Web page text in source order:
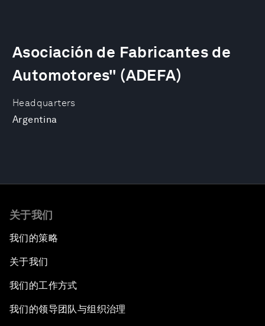
Headquarters
Argentina
Asociación de Fabricantes de
Automotores" (ADEFA)
关于我们
我们的策略
关于我们
我们的工作方式
我们的领导团队与组织治理